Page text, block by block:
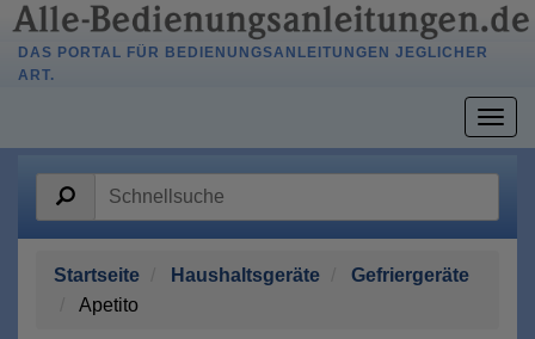
DAS PORTAL FÜR BEDIENUNGSANLEITUNGEN JEGLICHER
ART.
Startseite Haushaltsgeräte
Gefriergeräte
Apetito